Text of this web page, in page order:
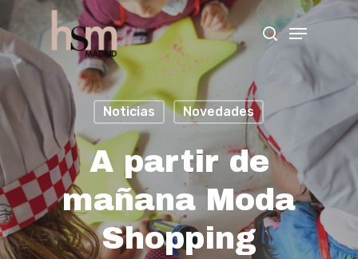
Hit enter to search or ESC to close
Noticias Novedades
A partir de
mañana Moda
Shopping